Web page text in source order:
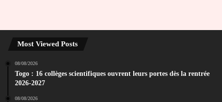
Most Viewed Posts
08/08/2026
Togo : 16 collèges scientifiques ouvrent leurs portes dès la rentrée
2026-2027
08/08/2026